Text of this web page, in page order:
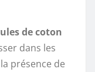
de coton
dans les
présence de